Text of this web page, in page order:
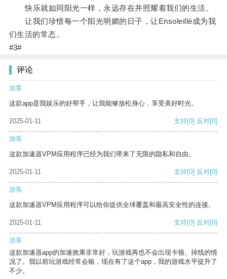
快乐就如同阳光一样，永远存在并照耀着我们的生活。
让我们珍惜每一个阳光明媚的日子，让Ensoleillé成为我
们生活的常态。
#3#
评论
游客
这款app是我娱乐的好帮手，让我能够放松身心，享受美好时光。
2025-01-11 支持[0] 反对[0]
游客
这款加速器VPM应用程序已经为我们带来了无限的隐私和自由。
2025-01-11 支持[0] 反对[0]
游客
这款加速器VPM应用程序可以给你提供全球覆盖和最高安全性的连接。
2025-01-11 支持[0] 反对[0]
游客
这款加速器app的加速效果非常好，玩游戏再也不会出现卡顿、掉线的情
况了。我以前玩游戏经常会输，现在有了这个app，我的游戏水平提升了
不少。